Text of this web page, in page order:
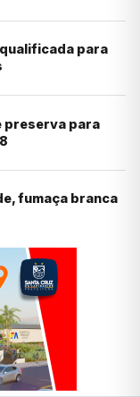
para
preserva para
fumaça branca